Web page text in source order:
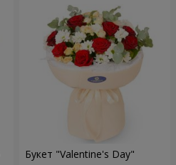
Букет "Valentine's Day"